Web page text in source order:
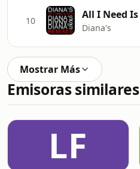
10
Diana's
Mostrar Más
Emisoras similares
LF